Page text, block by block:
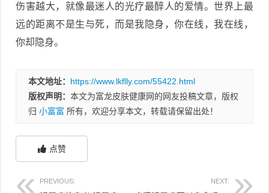
伤害越大，就像最迷人的光疗最醉人的爱情。世界上最
远的距离不是生与死，而是我隐身，你在线，我在线，
你却隐身。
本文地址： https://www.lkflly.com/55422.html
版权声明： 本文为富龙皮肤健康网的网友投稿文章，版权
归 小富富 所有，欢迎分享本文，转载请保留出处！
点赞
PREVIOUS: NEXT: